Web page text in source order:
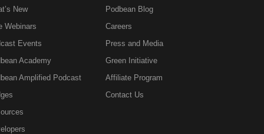
New
Webinars
Events
Academy
Amplified Podcast
Podbean Blog
Careers
Press and Media
Green Initiative
Affiliate Program
Contact Us